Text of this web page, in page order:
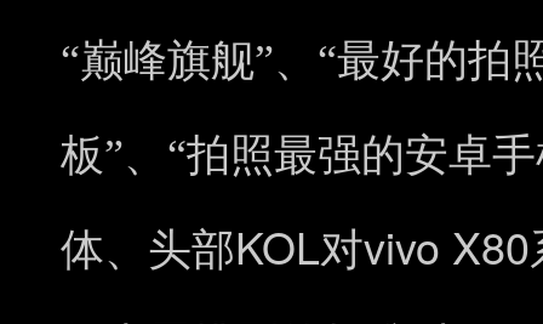
“巅峰旗舰”、“最好的拍
板”、“拍照最强的安卓
体、头部KOL对vivo X80